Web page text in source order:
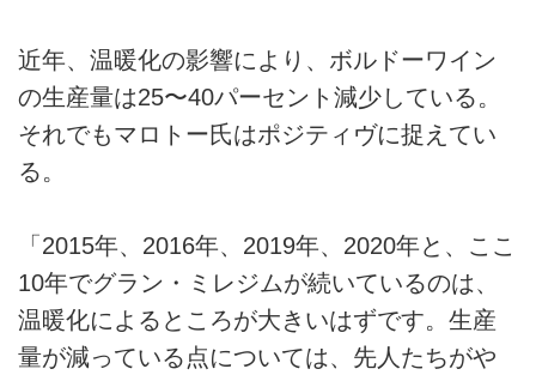
近年、温暖化の影響により、ボルドーワイン
の生産量は25〜40パーセント減少している。
それでもマロトー氏はポジティヴに捉えてい
る。
「2015年、2016年、2019年、2020年と、ここ
10年でグラン・ミレジムが続いているのは、
温暖化によるところが大きいはずです。生産
量が減っている点については、先人たちがや